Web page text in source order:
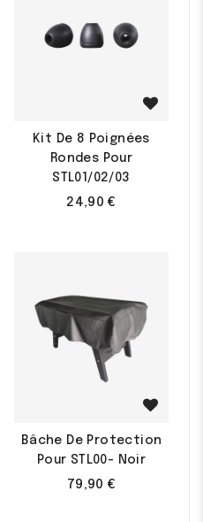
Kit De 8 Poignées
Rondes Pour
STL01/02/03
24,90 €
Bâche De Protection
Pour STL00- Noir
79,90 €